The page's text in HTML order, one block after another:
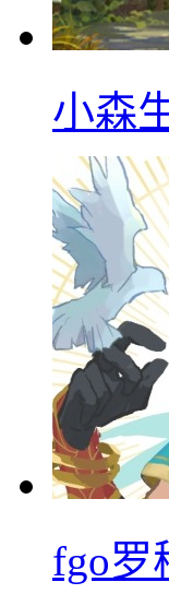
小森
fgo罗